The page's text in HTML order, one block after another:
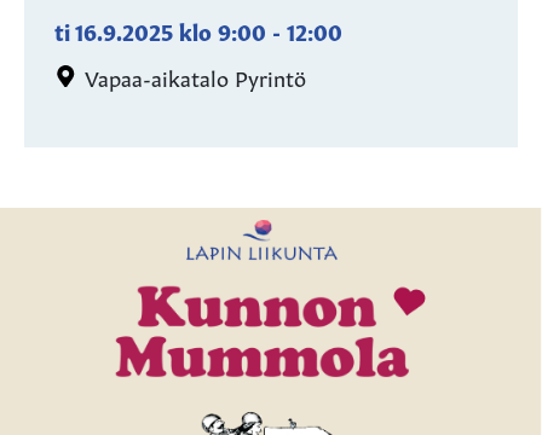
ti 16.9.2025klo9:00 - 12:00
Vapaa-aikatalo Pyrintö